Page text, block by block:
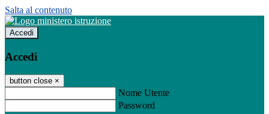
Salta al contenuto
Accedi
Accedi
button close ×
Nome Utente
Password